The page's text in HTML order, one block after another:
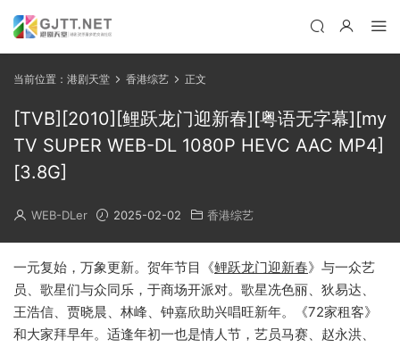
当前位置： 港剧天堂 香港综艺 正文
[TVB][2010][鲤跃龙门迎新春][粤语无字幕][my
TV SUPER WEB-DL 1080P HEVC AAC MP4]
[3.8G]
WEB-DLer 2025-02-02 香港综艺
一元复始，万象更新。贺年节目《鲤跃龙门迎新春》与一众艺
员、歌星们与众同乐，于商场开派对。歌星冼色丽、狄易达、
王浩信、贾晓晨、林峰、钟嘉欣助兴唱旺新年。《72家租客》
和大家拜早年。适逢年初一也是情人节，艺员马赛、赵永洪、